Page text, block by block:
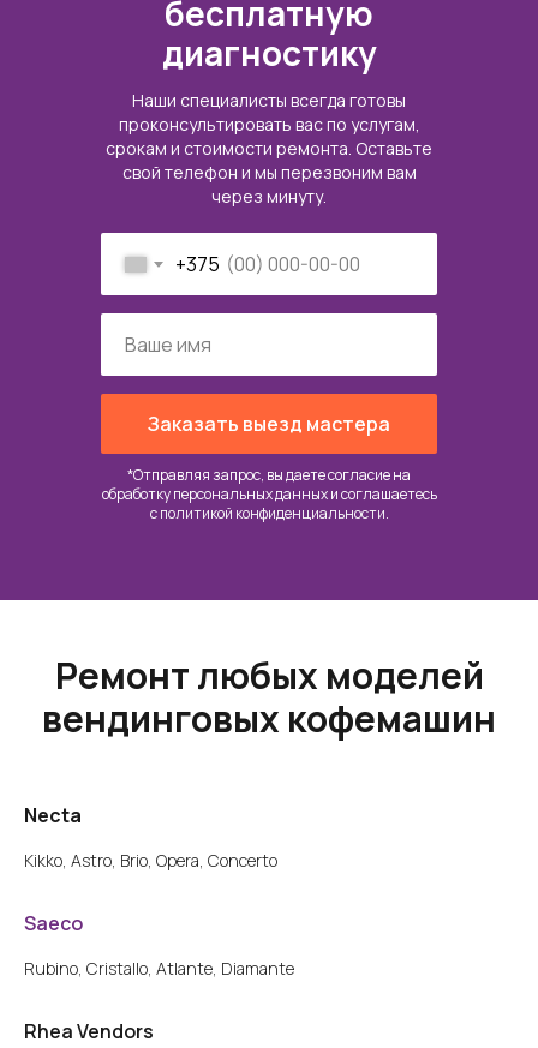
Наши специалисты всегда готовы
проконсультировать вас по услугам,
срокам и стоимости ремонта. Оставьте
свой телефон и мы перезвоним вам
через минуту.
бесплатную
диагностику
*Отправляя запрос, вы даете согласие на
обработку персональных данных и соглашаетесь
cполитикой конфиденциальности.
+375
Заказать выезд мастера
Ремонт любых моделей
вендинговых кофемашин
Necta
Kikko, Astro, Brio, Opera, Concerto
Saeco
Rubino, Cristallo, Atlante, Diamante
Rhea Vendors